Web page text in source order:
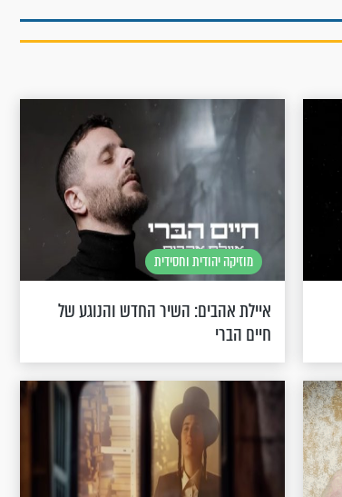
מוזיקה יהודית וחסידית
איילת אהבים: השיר החדש והנוגע של
חיים הברי